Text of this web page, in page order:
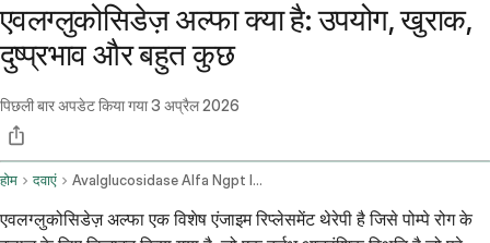
एवलग्लुकोसिडेज़ अल्फा क्या है: उपयोग, खुराक,
दुष्प्रभाव और बहुत कुछ
पिछली बार अपडेट किया गया3 अप्रैल 2026
होम दवाएं Avalglucosidase Alfa Ngpt Intravenous Route
एवलग्लुकोसिडेज़ अल्फा एक विशेष एंजाइम रिप्लेसमेंट थेरेपी है जिसे पोम्पे रोग के